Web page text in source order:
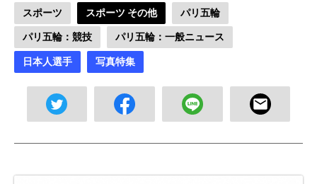
スポーツ スポーツ その他 パリ五輪
パリ五輪：競技 パリ五輪：一般ニュース
日本人選手 写真特集